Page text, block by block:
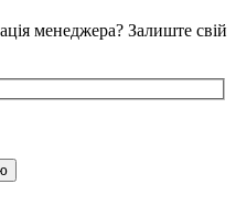
менеджера? Залиште свій